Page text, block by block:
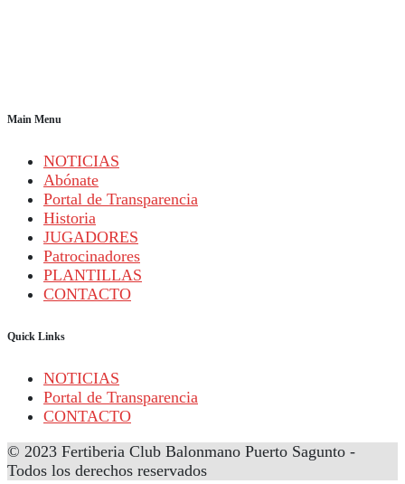
Main Menu
NOTICIAS
Abónate
Portal de Transparencia
Historia
JUGADORES
Patrocinadores
PLANTILLAS
CONTACTO
Quick Links
NOTICIAS
Portal de Transparencia
CONTACTO
© 2023 Fertiberia Club Balonmano Puerto Sagunto -
Todos los derechos reservados